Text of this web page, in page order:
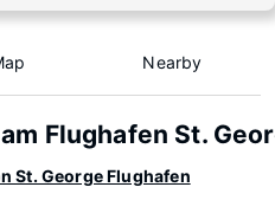
Nearby
Flughafen St.
St. George Flughafen